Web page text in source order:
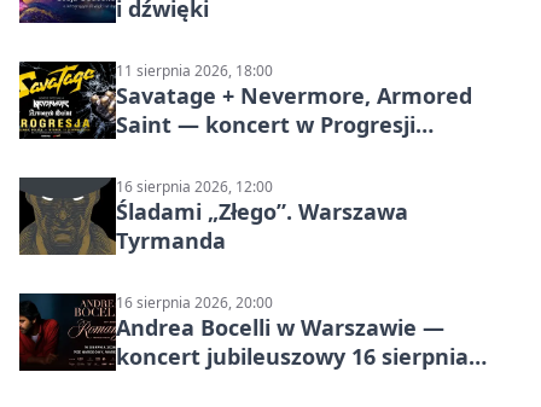
i dźwięki
11 sierpnia 2026, 18:00
Savatage + Nevermore, Armored
Saint — koncert w Progresji
16 sierpnia 2026, 12:00
Śladami „Złego”. Warszawa
Tyrmanda
16 sierpnia 2026, 20:00
Andrea Bocelli w Warszawie —
koncert jubileuszowy 16 sierpnia